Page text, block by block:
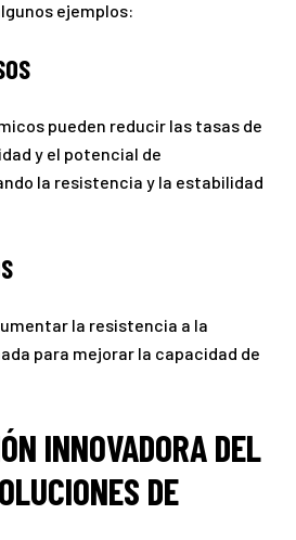
ejemplos:
pueden reducir las tasas de
y el potencial de
la resistencia y la estabilidad
la resistencia a la
para mejorar la capacidad de
INNOVADORA DEL
DE